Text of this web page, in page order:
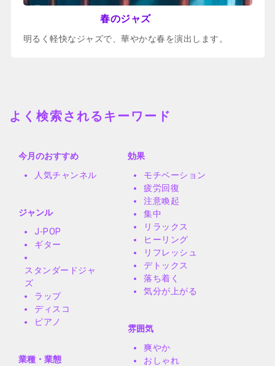
春のジャズ
明るく軽快なジャズで、華やかな春を演出します。
よく検索されるキーワード
今月のおすすめ
人気チャンネル
ジャンル
J-POP
ギター
スタンダードジャ
ズ
ラップ
ディスコ
ピアノ
業種・業態
効果
モチベーション
疲労回復
注意喚起
集中
リラックス
ヒーリング
リフレッシュ
デトックス
落ち着く
気分が上がる
雰囲気
爽やか
おしゃれ